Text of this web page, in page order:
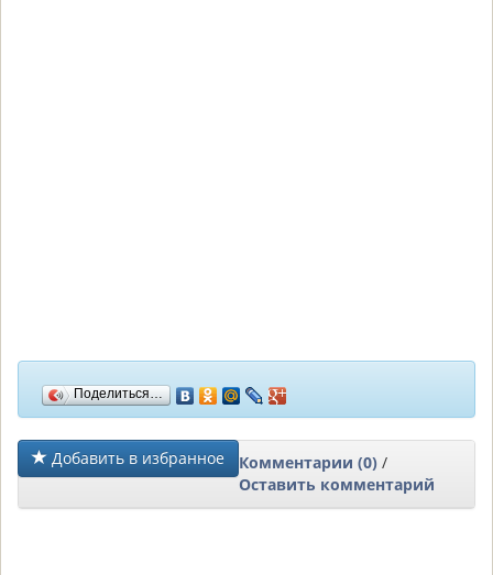
Поделиться…
Добавить в избранное Комментарии (0) /
Оставить комментарий